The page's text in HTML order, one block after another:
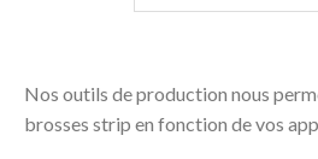
Nos outils de production nous
brosses strip en fonction de vos